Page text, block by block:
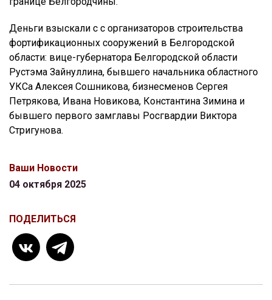
Деньги взыскали с с организаторов строительства
фортификационных сооружений в Белгородской
области: вице-губернатора Белгородской области
Рустэма Зайнуллина, бывшего начальника областного
УКСа Алексея Сошникова, бизнесменов Сергея
Петрякова, Ивана Новикова, Константина Зимина и
бывшего первого замглавы Росгвардии Виктора
Стригунова.
Ваши Новости
04 октября 2025
ПОДЕЛИТЬСЯ